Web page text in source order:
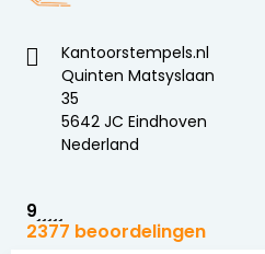
Kantoorstempels.nl
Quinten Matsyslaan
35
5642 JC Eindhoven
Nederland
9
2377 beoordelingen